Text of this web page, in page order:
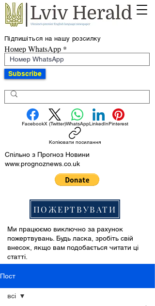
Підпишіться на нашу розсилку
Номер WhatsApp
Subscribe
FacebookX (Twitter)WhatsAppLinkedInPinterest
Копіювати посилання
Спільно з Прогноз Новини
www.prognoznews.co.uk
ПОЖЕРТВУВАТИ
Ми працюємо виключно за рахунок
пожертвувань. Будь ласка, зробіть свій
внесок, якщо вам подобається читати ці
статті.
Пост
всі